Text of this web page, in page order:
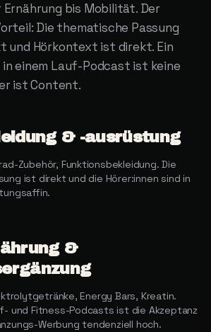
bis Mobilität. Der
Die thematische Passung
und Hörkontext ist direkt. Ein
einem Lauf-Podcast ist keine
ist Content.
& -ausrüstung
Zubehör, Funktionsbekleidung. Die
ist direkt und die Hörer:innen sind in
&
Energy Bars, Kreatin.
und Fitness-Podcasts ist die Akzeptanz
Werbung tendenziell hoch.